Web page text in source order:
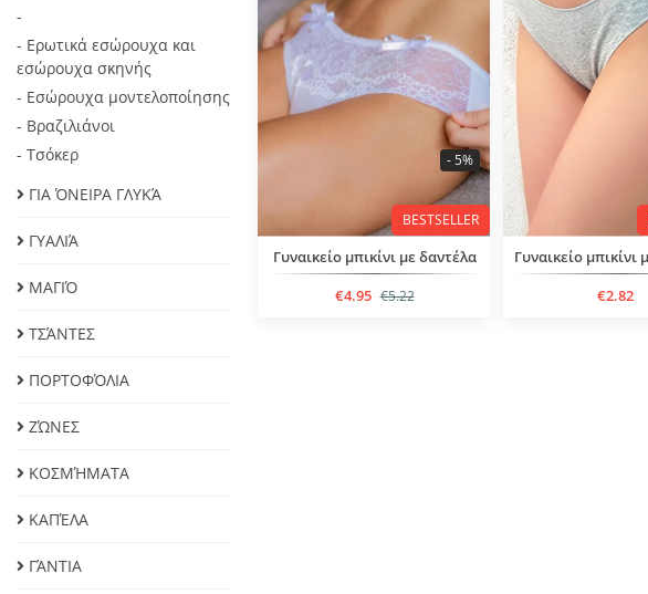
-
- Ερωτικά εσώρουχα και
εσώρουχα σκηνής
- Εσώρουχα μοντελοποίησης
- Βραζιλιάνοι
- Τσόκερ
ΓΙΑ ΌΝΕΙΡΑ ΓΛΥΚΆ
ΓΥΑΛΙΆ
ΜΑΓΙΌ
ΤΣΆΝΤΕΣ
ΠΟΡΤΟΦΌΛΙΑ
ΖΏΝΕΣ
ΚΟΣΜΉΜΑΤΑ
ΚΑΠΈΛΑ
ΓΆΝΤΙΑ
BESTSELLER
Γυναικείο μπικίνι με δαντέλα
€4.95 €5.22
- 5%
€2.82